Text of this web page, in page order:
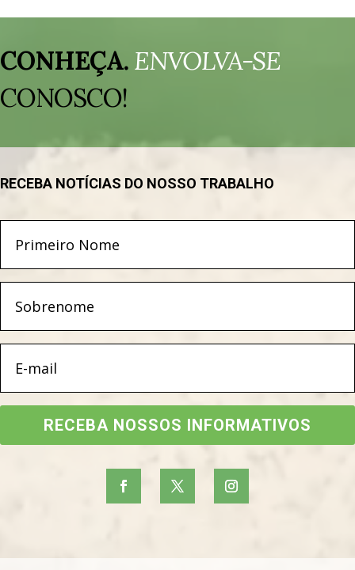
de
vídeo
CONHEÇA.ENVOLVA-SE
CONOSCO!
RECEBA NOTÍCIAS DO NOSSO TRABALHO
RECEBA NOSSOS INFORMATIVOS